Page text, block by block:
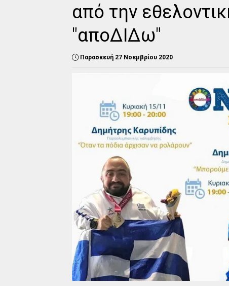
από την
"αποΔΙΔω"
Παρασκευή 27 Νοεμβρίου 2020